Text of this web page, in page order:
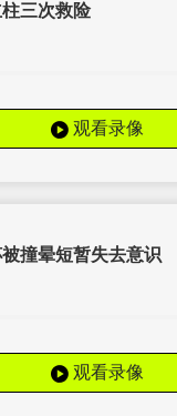
三次救险
观看录像
撞晕短暂失去意识
观看录像